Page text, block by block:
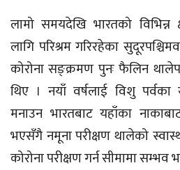
लामो समयदेखि भारतको विभिन्न
लागि परिश्रम गरिरहेका
कोरोना सङ्क्रमण पुनः फैलिन
थिए । नयाँ वर्षलाई विशु पर्वका
मनाउन भारतबाट यहाँका
भएसँगै नमूना परीक्षण थालेको
कोरोना परीक्षण गर्न सीमामा सम्भव